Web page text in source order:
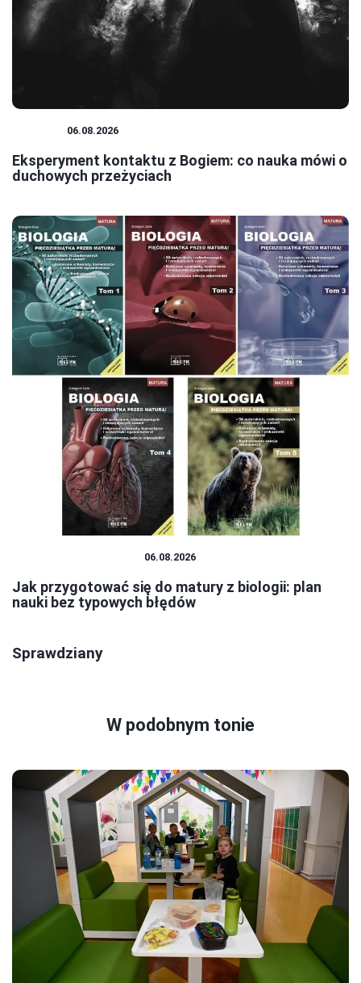
06.08.2026
Eksperyment kontaktu z Bogiem: co nauka mówi o
duchowych przeżyciach
06.08.2026
Jak przygotować się do matury z biologii: plan
nauki bez typowych błędów
Sprawdziany
W podobnym tonie